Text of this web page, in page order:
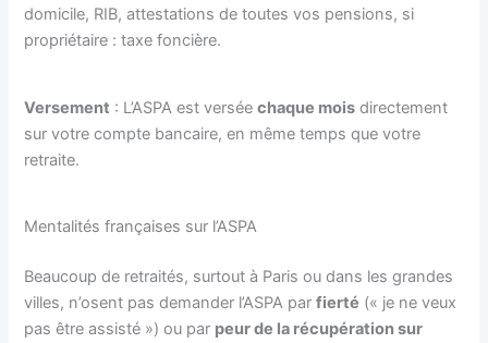
domicile, RIB, attestations de toutes vos pensions, si
propriétaire : taxe foncière.
Versement : L’ASPA est verséechaque mois directement
sur votre compte bancaire, en même temps que votre
retraite.
Mentalités françaises sur l’ASPA
Beaucoup de retraités, surtout à Paris ou dans les grandes
villes, n’osent pas demander l’ASPA parfierté (« je ne veux
pas être assisté ») ou par peur de la récupération sur